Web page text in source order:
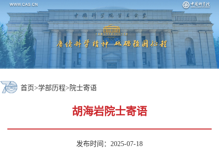
首页>学部历程> 院士寄语
胡海岩院士寄语
发布时间：2025-07-18